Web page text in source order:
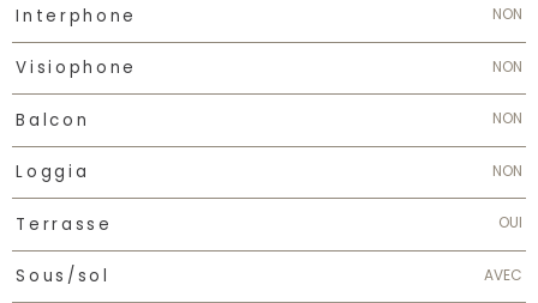
Interphone NON
Visiophone NON
Balcon NON
Loggia NON
Terrasse OUI
Sous/sol AVEC